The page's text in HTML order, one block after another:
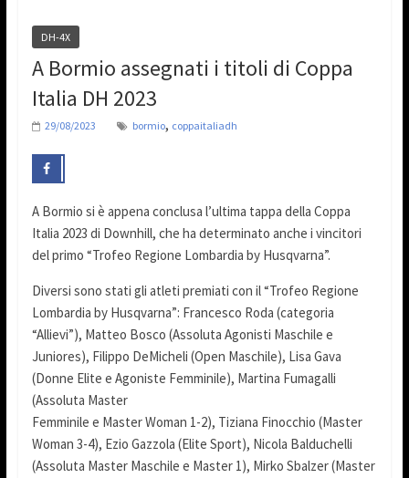
DH-4X
A Bormio assegnati i titoli di Coppa
Italia DH 2023
29/08/2023 bormio, coppaitaliadh
A Bormio si è appena conclusa l’ultima tappa della Coppa
Italia 2023 di Downhill, che ha determinato anche i vincitori
del primo “Trofeo Regione Lombardia by Husqvarna”.
Diversi sono stati gli atleti premiati con il “Trofeo Regione
Lombardia by Husqvarna”: Francesco Roda (categoria
“Allievi”), Matteo Bosco (Assoluta Agonisti Maschile e
Juniores), Filippo DeMicheli (Open Maschile), Lisa Gava
(Donne Elite e Agoniste Femminile), Martina Fumagalli
(Assoluta Master
Femminile e Master Woman 1-2), Tiziana Finocchio (Master
Woman 3-4), Ezio Gazzola (Elite Sport), Nicola Balduchelli
(Assoluta Master Maschile e Master 1), Mirko Sbalzer (Master